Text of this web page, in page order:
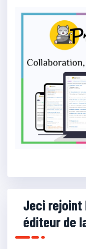
Jeci
éditeur de